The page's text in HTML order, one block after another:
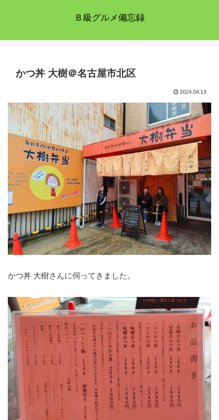
Ｂ級グルメ備忘録
かつ丼 大樹＠名古屋市北区
2024.04.13
かつ丼 大樹さんに伺ってきました。